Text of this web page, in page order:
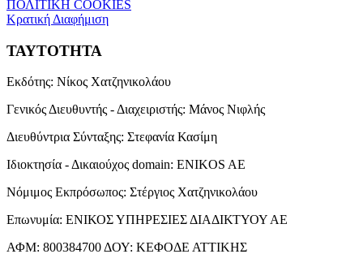
ΠΟΛΙΤΙΚΗ COOKIES
Κρατική Διαφήμιση
ΤΑΥΤΟΤΗΤΑ
Εκδότης: Νίκος Χατζηνικολάου
Γενικός Διευθυντής - Διαχειριστής: Μάνος Νιφλής
Διευθύντρια Σύνταξης: Στεφανία Κασίμη
Ιδιοκτησία - Δικαιούχος domain: ENIKOS AE
Νόμιμος Εκπρόσωπος: Στέργιος Χατζηνικολάου
Επωνυμία: ΕΝΙΚΟΣ ΥΠΗΡΕΣΙΕΣ ΔΙΑΔΙΚΤΥΟΥ ΑΕ
ΑΦΜ: 800384700 ΔΟΥ: ΚΕΦΟΔΕ ΑΤΤΙΚΗΣ